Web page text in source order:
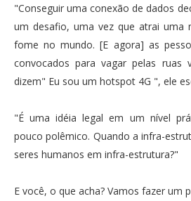
"Conseguir uma conexão de dados
um desafio, uma vez que atrai uma
fome no mundo. [E agora] as
convocados para vagar pelas ruas
dizem" Eu sou um hotspot 4G ", ele
"É uma idéia legal em um nível
pouco polêmico. Quando a infra-
seres humanos em infra-estrutura?"
E você, o que acha? Vamos fazer um